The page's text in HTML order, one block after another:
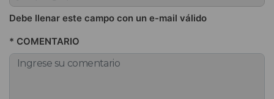
Debe llenar este campo con un e-mail válido
* COMENTARIO